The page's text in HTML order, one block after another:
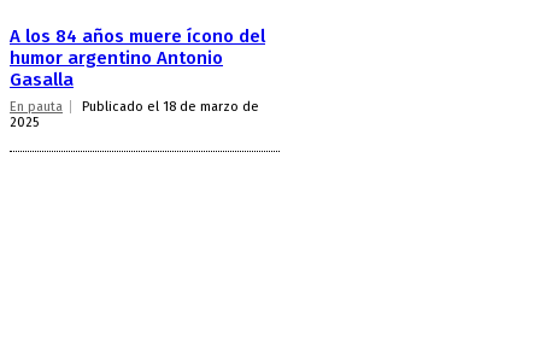
A los 84 años muere ícono del
humor argentino Antonio
Gasalla
En pauta
Publicado el 18 de marzo de
2025